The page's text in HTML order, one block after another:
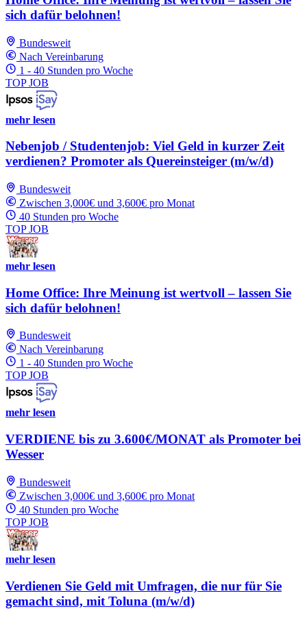
sich dafür belohnen!
Bundesweit
Nach Vereinbarung
1 - 40 Stunden pro Woche
TOP JOB
mehr lesen
Nebenjob / Studentenjob: Viel Geld in kurzer Zeit
verdienen? Promoter als Quereinsteiger (m/w/d)
Bundesweit
Zwischen 3,000€ und 3,600€ pro Monat
40 Stunden pro Woche
TOP JOB
mehr lesen
Home Office: Ihre Meinung ist wertvoll – lassen Sie
sich dafür belohnen!
Bundesweit
Nach Vereinbarung
1 - 40 Stunden pro Woche
TOP JOB
mehr lesen
VERDIENE bis zu 3.600€/MONAT als Promoter bei
Wesser
Bundesweit
Zwischen 3,000€ und 3,600€ pro Monat
40 Stunden pro Woche
TOP JOB
mehr lesen
Verdienen Sie Geld mit Umfragen, die nur für Sie
gemacht sind, mit Toluna (m/w/d)